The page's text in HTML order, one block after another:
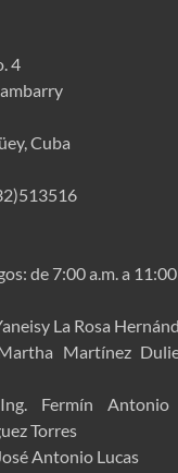
4
Cuba
de 7:00 a.m. a
La Rosa
Martínez
Fermín
Torres
Antonio Lucas